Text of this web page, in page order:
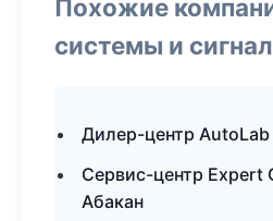
Похожие
системы и
Дилер-центр
Сервис-центр Expert
Абакан